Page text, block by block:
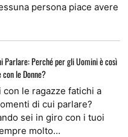
persona piace avere
Parlare: Perché per gli Uomini è così
le Donne?
con le ragazze fatichi a
di cui parlare?
sei in giro con i tuoi
molto…